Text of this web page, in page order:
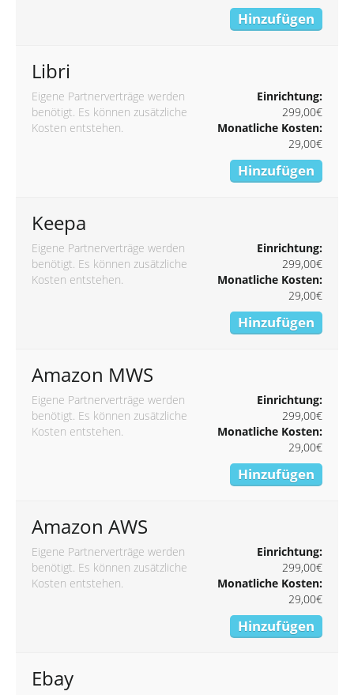
Hinzufügen
Libri
Eigene Partnerverträge werden
benötigt. Es können zusätzliche
Kosten entstehen.
Einrichtung:
299,00€
Monatliche Kosten:
29,00€
Hinzufügen
Keepa
Eigene Partnerverträge werden
benötigt. Es können zusätzliche
Kosten entstehen.
Einrichtung:
299,00€
Monatliche Kosten:
29,00€
Hinzufügen
Amazon MWS
Eigene Partnerverträge werden
benötigt. Es können zusätzliche
Kosten entstehen.
Einrichtung:
299,00€
Monatliche Kosten:
29,00€
Hinzufügen
Amazon AWS
Eigene Partnerverträge werden
benötigt. Es können zusätzliche
Kosten entstehen.
Einrichtung:
299,00€
Monatliche Kosten:
29,00€
Hinzufügen
Ebay